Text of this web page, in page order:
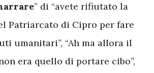
” di “avete rifiutato la
Patriarcato di Cipro per fare
umanitari”, “Ah ma allora il
era quello di portare cibo”,